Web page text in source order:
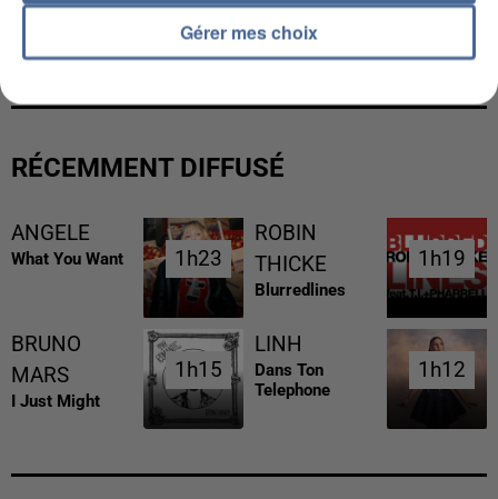
UNE TOURISTE DE L’OISE EMPORTÉE PAR UNE
RÉCEMMENT DIFFUSÉ
ANGELE
What You Want 1h23
1h23
ROBIN
THICKE
Blurredlines
1h19
1h19
BRUNO
MARS
I Just Might
1h15
1h15
LINH
Dans Ton
Telephone
1h12
1h12
Gérer mes choix